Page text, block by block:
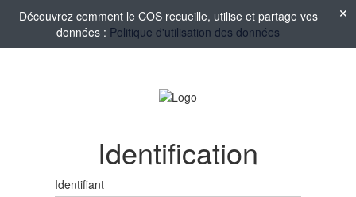
Découvrez comment le COS recueille, utilise et partage vos
données : Politique d'utilisation des données
Identification
Identifiant